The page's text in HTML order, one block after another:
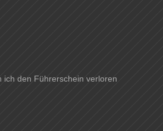
ich den Führerschein verloren